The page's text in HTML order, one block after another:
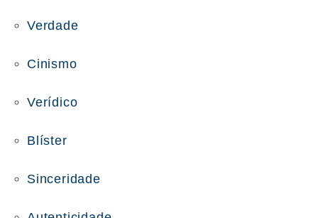
Verdade
Cinismo
Verídico
Blíster
Sinceridade